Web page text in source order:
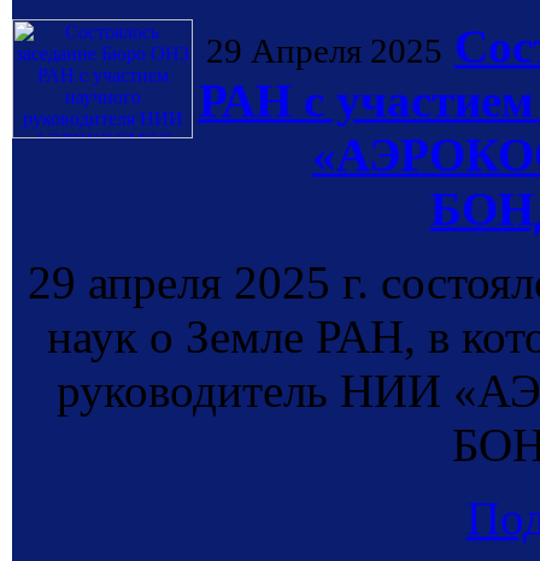
29 Апреля 2025
РАН с
29 апреля 2025 г.
наук о Земле РАН, в
руководитель НИИ